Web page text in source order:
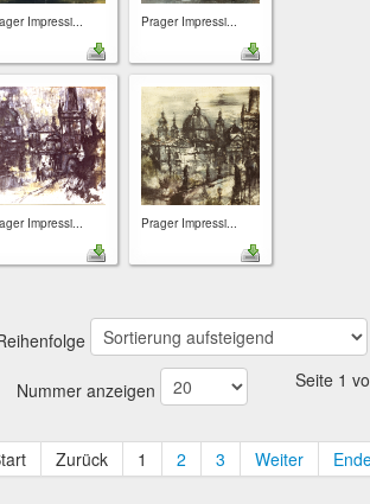
Impressi... Prager Impressi...
Impressi... Prager Impressi...
Nummer anzeigen Seite 1
Zurück 1 2 3 Weiter